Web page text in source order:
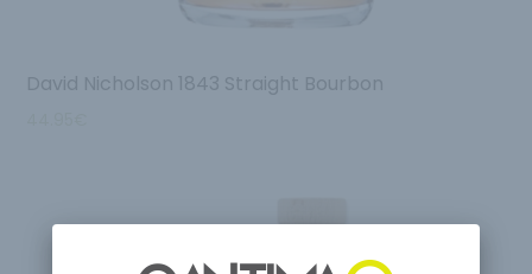
David Nicholson 1843 Straight Bourbon